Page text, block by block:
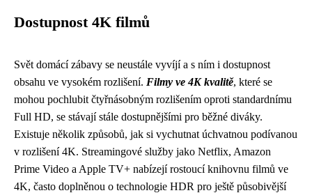
Dostupnost 4K filmů
Svět domácí zábavy se neustále vyvíjí a s ním i dostupnost
obsahu ve vysokém rozlišení. Filmy ve 4K kvalitě, které se
mohou pochlubit čtyřnásobným rozlišením oproti standardnímu
Full HD, se stávají stále dostupnějšími pro běžné diváky.
Existuje několik způsobů, jak si vychutnat úchvatnou podívanou
v rozlišení 4K. Streamingové služby jako Netflix, Amazon
Prime Video a Apple TV+ nabízejí rostoucí knihovnu filmů ve
4K, často doplněnou o technologie HDR pro ještě působivější